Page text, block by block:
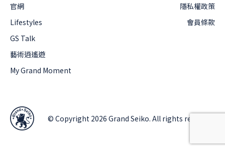
官網
Lifestyles
GS Talk
藝術逍遙遊
My Grand Moment
隱私權政策
會員條款
© Copyright 2026 Grand Seiko. All rights reserved.